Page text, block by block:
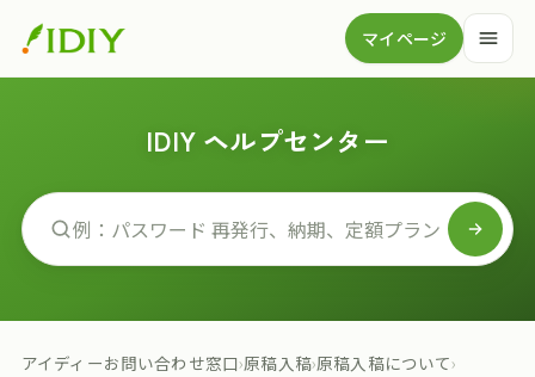
マイページ
IDIY ヘルプセンター
アイディーお問い合わせ窓口›原稿入稿›原稿入稿について›